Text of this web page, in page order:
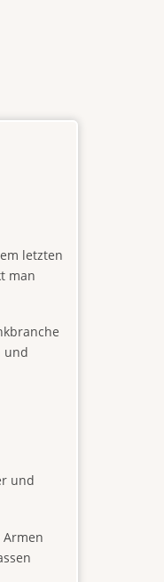
letzten
man
und
und